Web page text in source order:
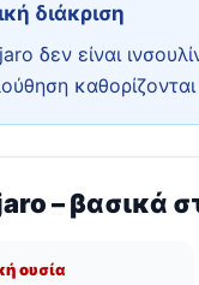
διάκριση
δεν είναι
– βασικά
ουσία